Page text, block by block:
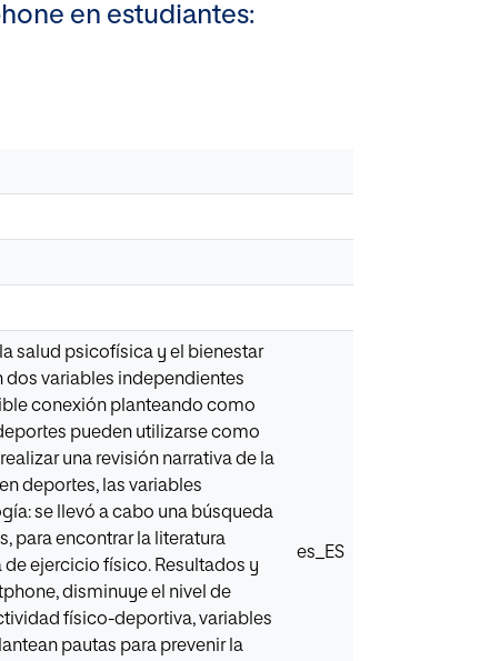
en estudiantes:
salud psicofísica y el bienestar
variables independientes
conexión planteando como
pueden utilizarse como
una revisión narrativa de la
deportes, las variables
se llevó a cabo una búsqueda
para encontrar la literatura
ejercicio físico. Resultados y
disminuye el nivel de
físico-deportiva, variables
pautas para prevenir la
es_ES